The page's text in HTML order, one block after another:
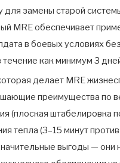
замены старой
MRE обеспечивает
в боевых условиях
как минимум 3
делает MRE
преимущества по
(плоская штабелировка
тепла (3–15 минут
выгоды — они